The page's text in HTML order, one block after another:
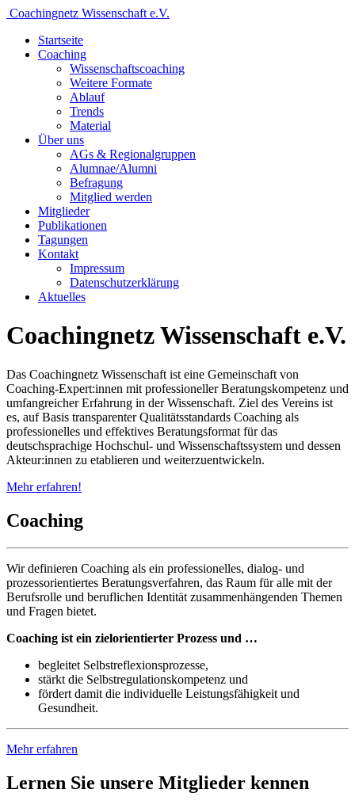
Coachingnetz Wissenschaft e.V.
Startseite
Coaching
Wissenschafts­coaching
Weitere Formate
Ablauf
Trends
Material
Über uns
AGs & Regionalgruppen
Alumnae/Alumni
Befragung
Mitglied werden
Mitglieder
Publikationen
Tagungen
Kontakt
Impressum
Datenschutzerklärung
Aktuelles
Coachingnetz Wissenschaft e.V.
Das Coachingnetz Wissenschaft ist eine Gemeinschaft von
Coaching-Expert:innen mit professioneller Beratungskompetenz und
umfangreicher Erfahrung in der Wissenschaft. Ziel des Vereins ist
es, auf Basis transparenter Qualitätsstandards Coaching als
professionelles und effektives Beratungsformat für das
deutschsprachige Hochschul- und Wissenschaftssystem und dessen
Akteur:innen zu etablieren und weiterzuentwickeln.
Mehr erfahren!
Coaching
Wir definieren Coaching als ein professionelles, dialog- und
prozessorientiertes Beratungsverfahren, das Raum für alle mit der
Berufsrolle und beruflichen Identität zusammenhängenden Themen
und Fragen bietet.
Coaching ist ein zielorientierter Prozess und …
begleitet Selbstreflexionsprozesse,
stärkt die Selbstregulationskompetenz und
fördert damit die individuelle Leistungsfähigkeit und
Gesundheit.
Mehr erfahren
Lernen Sie unsere Mitglieder kennen